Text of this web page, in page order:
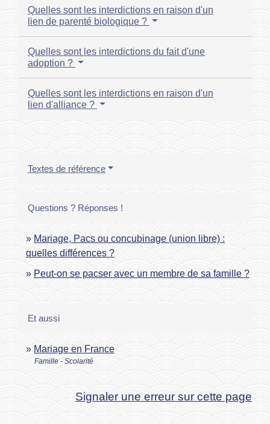
Quelles sont les interdictions en raison d'un
lien de parenté biologique ?
Quelles sont les interdictions du fait d'une
adoption ?
Quelles sont les interdictions en raison d'un
lien d'alliance ?
Textes de référence
Questions ? Réponses !
Mariage, Pacs ou concubinage (union libre) :
quelles différences ?
Peut-on se pacser avec un membre de sa famille ?
Et aussi
Mariage en France
Famille - Scolarité
Signaler une erreur sur cette page